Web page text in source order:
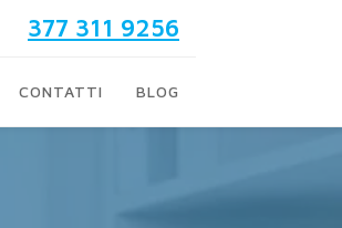
377 311 9256
CONTATTI BLOG